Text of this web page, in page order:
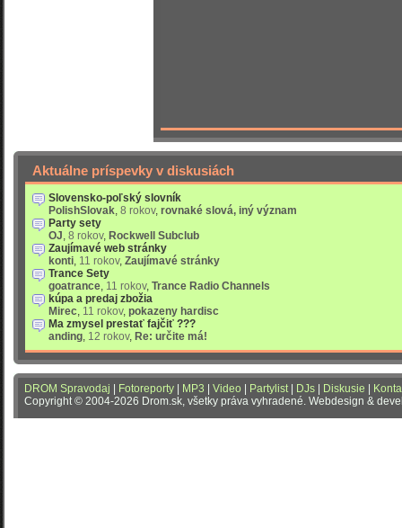
Aktuálne príspevky v diskusiách
Slovensko-poľský slovník
PolishSlovak, 8 rokov, rovnaké slová, iný význam
Party sety
OJ, 8 rokov, Rockwell Subclub
Zaujímavé web stránky
konti, 11 rokov, Zaujímavé stránky
Trance Sety
goatrance, 11 rokov, Trance Radio Channels
kúpa a predaj zbožia
Mirec, 11 rokov, pokazeny hardisc
Ma zmysel prestať fajčiť ???
anding, 12 rokov, Re: určite má!
DROM Spravodaj Fotoreporty MP3 Video Partylist| DJs Diskusie
Copyright © 2004-2026 Drom.sk, všetky práva vyhradené. Webdesign &